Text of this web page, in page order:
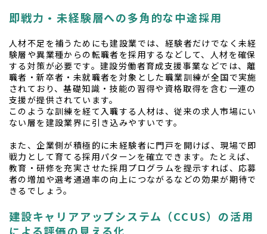
即戦力・未経験層への多角的な中途採用
人材不足を補うためにも建設業では、経験者だけでなく未経
験層や異業種からの転職者を採用するなどして、人材を確保
する対策が必要です。建設労働者育成支援事業などでは、離
職者・新卒者・未就職者を対象とした職業訓練が全国で実施
されており、基礎知識・技能の習得や資格取得を含む一連の
支援が提供されています。
このような訓練を経て入職する人材は、従来の求人市場にい
ない層を建設業界に引き込みやすいです。
また、企業側が積極的に未経験者に門戸を開けば、現場で即
戦力として育てる採用パターンを確立できます。たとえば、
教育・研修を充実させた採用プログラムを提示すれば、応募
者の増加や選考通過率の向上につながるなどの効果が期待で
きるでしょう。
建設キャリアアップシステム（CCUS）の活用